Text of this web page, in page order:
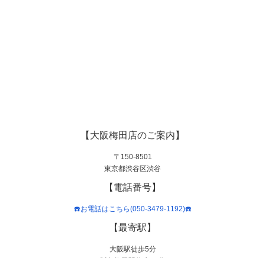
【大阪梅田店のご案内】
〒150-8501
東京都渋谷区渋谷
【電話番号】
☎️お電話はこちら(050-3479-1192)☎️
【最寄駅】
大阪駅徒歩5分